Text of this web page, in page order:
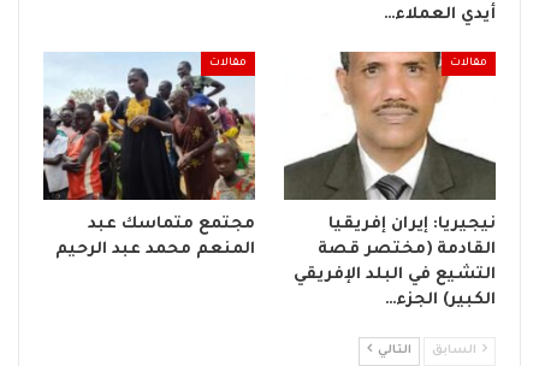
أيدي العملاء…
مقالات
نيجيريا: إيران إفريقيا
القادمة (مختصر قصة
التشيع في البلد الإفريقي
الكبير) الجزء…
مقالات
مجتمع متماسك عبد
المنعم محمد عبد الرحيم
السابق التالي